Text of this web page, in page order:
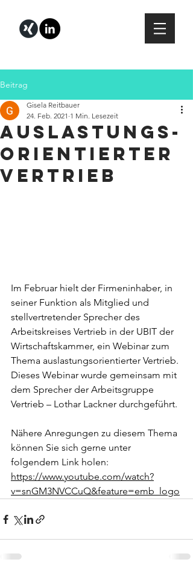
Beitrag
Auslastungs-
orientierter
Vertrieb
Gisela Reitbauer
24. Feb. 2021 1 Min. Lesezeit
Im Februar hielt der Firmeninhaber, in
seiner Funktion als Mitglied und
stellvertretender Sprecher des
Arbeitskreises Vertrieb in der UBIT der
Wirtschaftskammer, ein Webinar zum
Thema auslastungsorientierter Vertrieb.
Dieses Webinar wurde gemeinsam mit
dem Sprecher der Arbeitsgruppe
Vertrieb – Lothar Lackner durchgeführt.
Nähere Anregungen zu diesem Thema
können Sie sich gerne unter
folgendem Link holen:
https://www.youtube.com/watch?
v=snGM3NVCCuQ&feature=emb_logo